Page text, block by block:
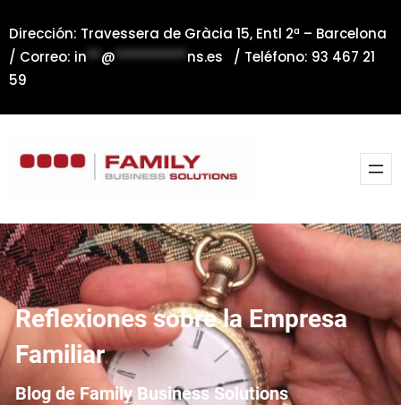
al
contenido
Dirección: Travessera de Gràcia 15, Entl 2ª – Barcelona
/ Correo: in**@**********ns.es / Teléfono: 93 467 21
59
Reflexiones sobre la Empresa
Familiar
Blog de Family Business Solutions